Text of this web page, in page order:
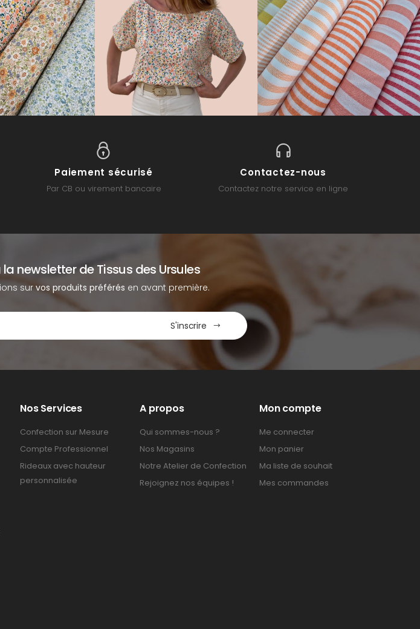
Paiement sécurisé
Par CB ou virement bancaire
Contactez-nous
Contactez notre service en ligne
newsletter de Tissus des Ursules
survos produits préférés en avant première.
S'inscrire
Nos Services
Confection sur Mesure
Compte Professionnel
Rideaux avec hauteur
personnalisée
A propos
Qui sommes-nous ?
Nos Magasins
Notre Atelier de Confection
Rejoignez nos équipes !
Mon compte
Me connecter
Mon panier
Ma liste de souhait
Mes commandes